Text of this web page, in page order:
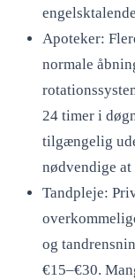
Apoteker:
normale
24 timer i
tilgængelig
nødvendige
Tandpleje:
og
€15–€30.